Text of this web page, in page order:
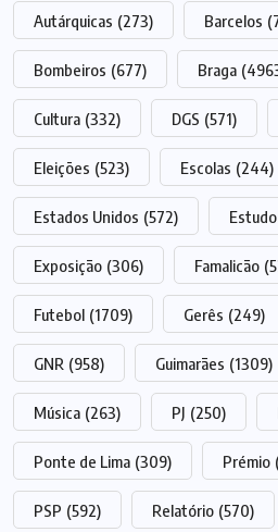
Autárquicas (273) Barcelos
Bombeiros (677) Braga
Cultura (332) DGS (571)
Eleições (523) Escolas (244)
Estados Unidos (572) Estudo
Exposição (306) Famalicão
Futebol (1709) Gerês (249)
GNR (958) Guimarães (1309)
Música (263) PJ (250)
Ponte de Lima (309) Prémio
PSP (592) Relatório (570)